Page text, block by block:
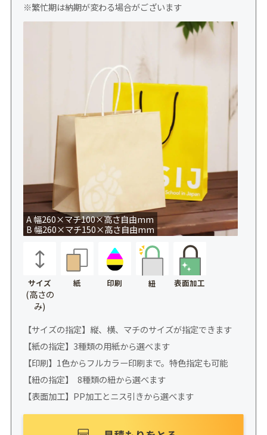
※繁忙期は納期が変わる場合がございます
A 幅260×マチ100×高さ自由mm
B 幅260×マチ150×高さ自由mm
サイズ
(高さの
み)
紙 印刷 紐 表面加工
【サイズの指定】縦、横、マチのサイズが指定できます
【紙の指定】3種類の用紙から選べます
【印刷】1色からフルカラー印刷まで。特色指定も可能
【紐の指定】 8種類の紐から選べます
【表面加工】PP加工とニス引きから選べます